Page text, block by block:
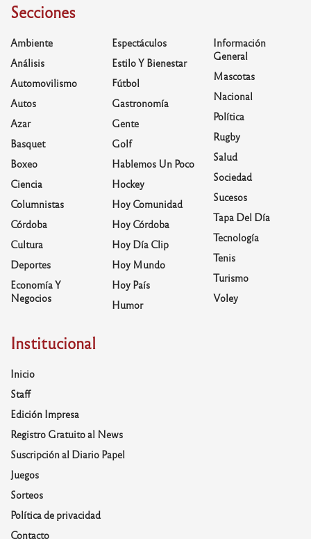
Secciones
Ambiente
Análisis
Automovilismo
Autos
Azar
Basquet
Boxeo
Ciencia
Columnistas
Córdoba
Cultura
Deportes
Economía Y
Negocios
Espectáculos
Estilo Y Bienestar
Fútbol
Gastronomía
Gente
Golf
Hablemos Un Poco
Hockey
Hoy Comunidad
Hoy Córdoba
Hoy Día Clip
Hoy Mundo
Hoy País
Humor
Información
General
Mascotas
Nacional
Política
Rugby
Salud
Sociedad
Sucesos
Tapa Del Día
Tecnología
Tenis
Turismo
Voley
Institucional
Inicio
Staff
Edición Impresa
Registro Gratuito al News
Suscripción al Diario Papel
Juegos
Sorteos
Política de privacidad
Contacto